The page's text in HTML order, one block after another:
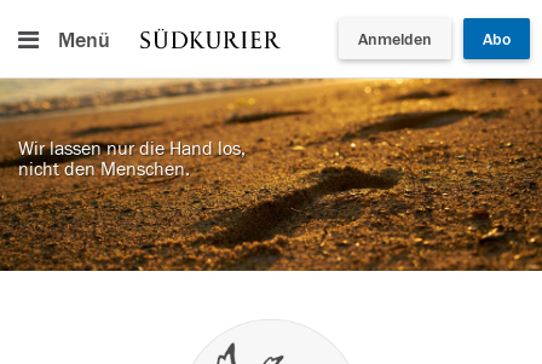
Menü Anmelden Abo
Wir lassen nur die Hand los,
nicht den Menschen.